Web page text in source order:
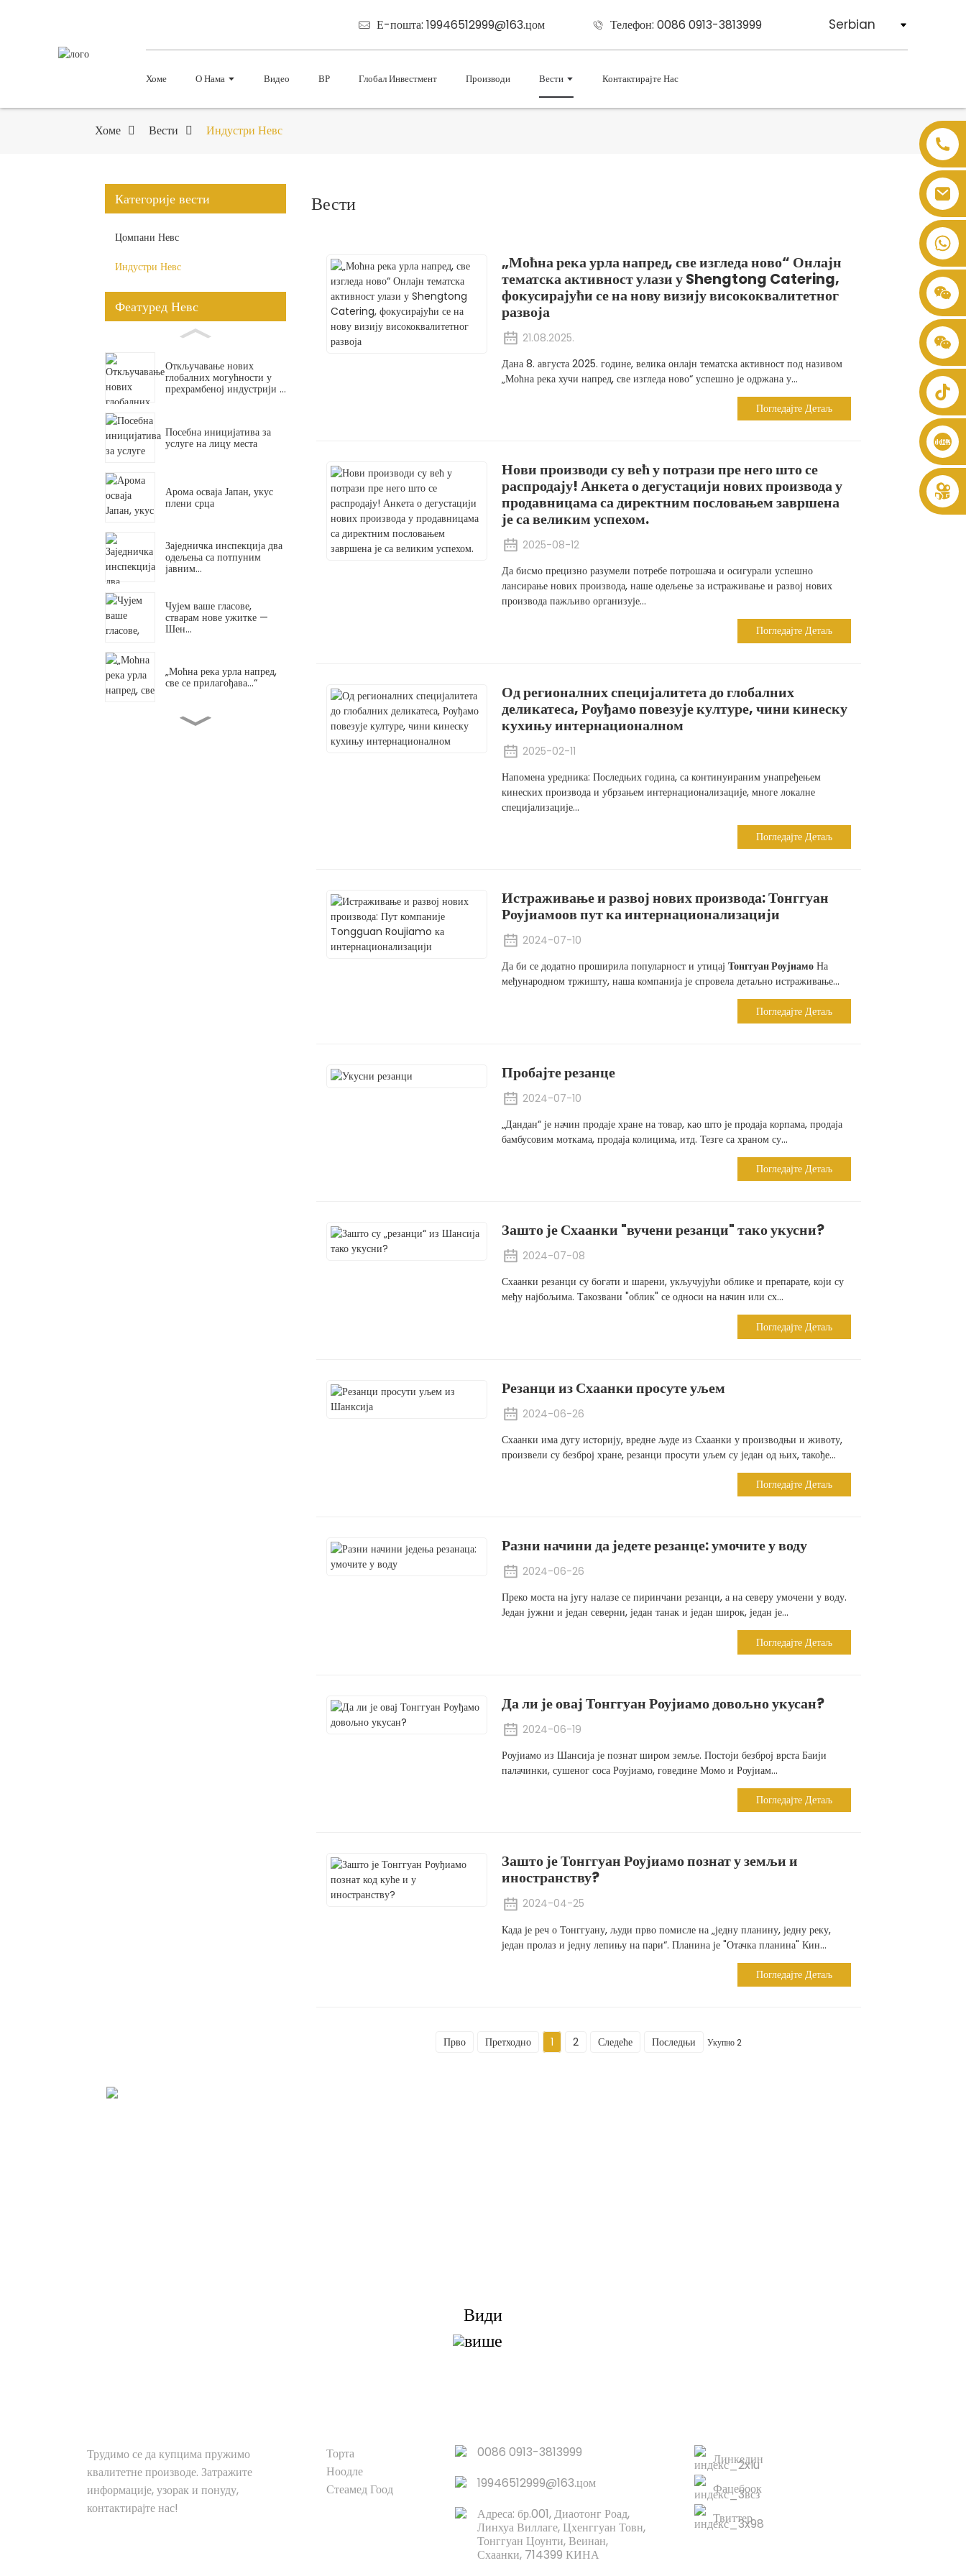
Е-пошта: 19946512999@163.цом Телефон: 0086 0913-3813999 Serbian
Хоме О Нама Видео ВР Глобал Инвестмент Производи Вести Контактирајте Нас
Хоме Вести Индустри Невс
Категорије вести
Цомпани Невс
Индустри Невс
Феатуред Невс
Откључавање нових
глобалних могућности у
прехрамбеној индустрији ...
Посебна иницијатива за
услуге на лицу места
Арома осваја Јапан, укус
плени срца
Заједничка инспекција два
одељења са потпуним
јавним...
Чујем ваше гласове,
стварам нове ужитке —
Шен...
„Моћна река урла напред,
све се прилагођава...“
Нови производи су већ
Вести
„Моћна река урла напред, све изгледа ново“ Онлајн
тематска активност улази у Shengtong Catering,
фокусирајући се на нову визију висококвалитетног
развоја
21.08.2025.
Дана 8. августа 2025. године, велика онлајн тематска активност под називом
„Моћна река хучи напред, све изгледа ново“ успешно је одржана у...
Погледајте Детаљ
Нови производи су већ у потрази пре него што се
распродају! Анкета о дегустацији нових производа у
продавницама са директним пословањем завршена
је са великим успехом.
2025-08-12
Да бисмо прецизно разумели потребе потрошача и осигурали успешно
лансирање нових производа, наше одељење за истраживање и развој нових
производа пажљиво организује...
Погледајте Детаљ
Од регионалних специјалитета до глобалних
деликатеса, Роуђамо повезује културе, чини кинеску
кухињу интернационалном
2025-02-11
Напомена уредника: Последњих година, са континуираним унапређењем
кинеских производа и убрзањем интернационализације, многе локалне
специјализације...
Погледајте Детаљ
Истраживање и развој нових производа: Тонггуан
Роујиамоов пут ка интернационализацији
2024-07-10
Да би се додатно проширила популарност и утицај Тонггуан Роујиамо На
међународном тржишту, наша компанија је спровела детаљно истраживање...
Погледајте Детаљ
Пробајте резанце
2024-07-10
„Дандан“ је начин продаје хране на товар, као што је продаја корпама, продаја
бамбусовим моткама, продаја колицима, итд. Тезге са храном су...
Погледајте Детаљ
Зашто је Схаанки "вучени резанци" тако укусни?
2024-07-08
Схаанки резанци су богати и шарени, укључујући облике и препарате, који су
међу најбољима. Такозвани "облик" се односи на начин или сх...
Погледајте Детаљ
Резанци из Схаанки просуте уљем
2024-06-26
Схаанки има дугу историју, вредне људе из Схаанки у производњи и животу,
произвели су безброј хране, резанци просути уљем су један од њих, такође...
Погледајте Детаљ
Разни начини да једете резанце: умочите у воду
2024-06-26
Преко моста на југу налазе се пиринчани резанци, а на северу умочени у воду.
Један јужни и један северни, један танак и један широк, један је...
Погледајте Детаљ
Да ли је овај Тонггуан Роујиамо довољно укусан?
2024-06-19
Роујиамо из Шансија је познат широм земље. Постоји безброј врста Баији
палачинки, сушеног соса Роујиамо, говедине Момо и Роујиам...
Погледајте Детаљ
Зашто је Тонггуан Роујиамо познат у земљи и
иностранству?
2024-04-25
Када је реч о Тонггуану, људи прво помисле на „једну планину, једну реку,
један пролаз и једну лепињу на пари“. Планина је "Отачка планина" Кин...
Погледајте Детаљ
Прво Претходно 1 2 Следеће Последњи Укупно 2
Затражите информације, узорак и понуду, контактирајте нас!
Види
више
Трудимо се да купцима пружимо
квалитетне производе. Затражите
информације, узорак и понуду,
контактирајте нас!
Торта
Ноодле
Стеамед Гоод
0086 0913-3813999
19946512999@163.цом
Адреса: бр.001, Диаотонг Роад,
Линхуа Виллаге, Цхенггуан Товн,
Тонггуан Цоунти, Веинан,
Схаанки, 714399 КИНА
Линкедин
Фацебоок
Твиттер